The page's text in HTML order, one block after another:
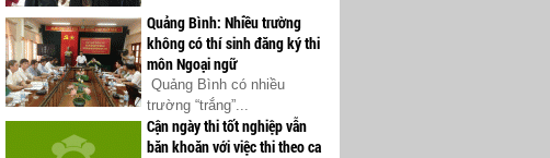
Quảng Bình: Nhiều trường
không có thí sinh đăng ký thi
môn Ngoại ngữ
Quảng Bình có nhiều
trường “trắng”...
Cận ngày thi tốt nghiệp vẫn
băn khoăn với việc thi theo ca